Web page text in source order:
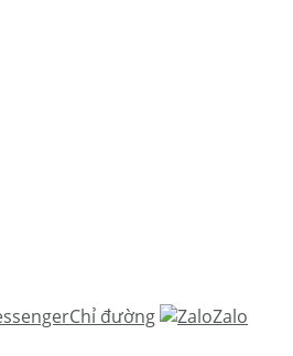
Chỉ đường
Zalo